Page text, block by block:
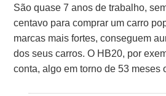
São quase 7 anos de trabalho,
centavo para comprar um carro
marcas mais fortes, conseguem
dos seus carros.O HB20, por
conta, algo em torno de 53 meses